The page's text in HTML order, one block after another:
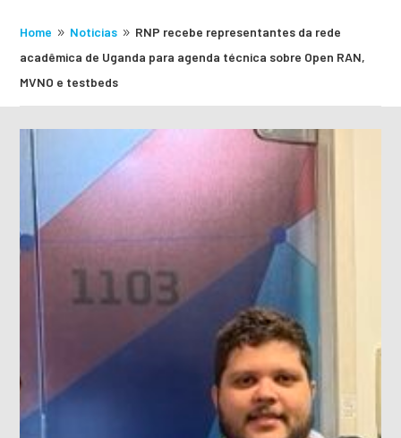
Home 9 Noticias 9 RNP recebe representantes da rede
acadêmica de Uganda para agenda técnica sobre Open RAN,
MVNO e testbeds